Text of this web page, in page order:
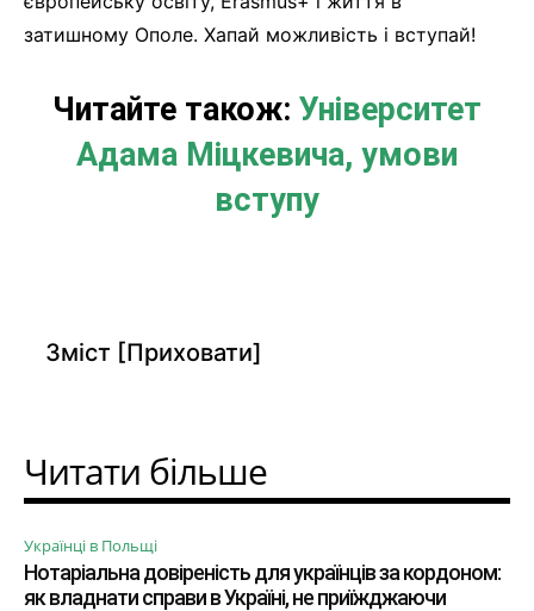
затишному Ополе. Хапай можливість і вступай!
Читайте також: Університет
Адама Міцкевича, умови
вступу
Зміст [Приховати]
Читати більше
Українці в Польщі
Нотаріальна довіреність для українців за кордоном:
як владнати справи в Україні, не приїжджаючи